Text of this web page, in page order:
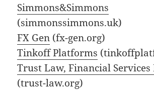
Simmons&Simmons
(simmonssimmons.uk)
FX Gen (fx-gen.org)
Tinkoff Platforms
Trust Law, Financial
(trust-law.org)